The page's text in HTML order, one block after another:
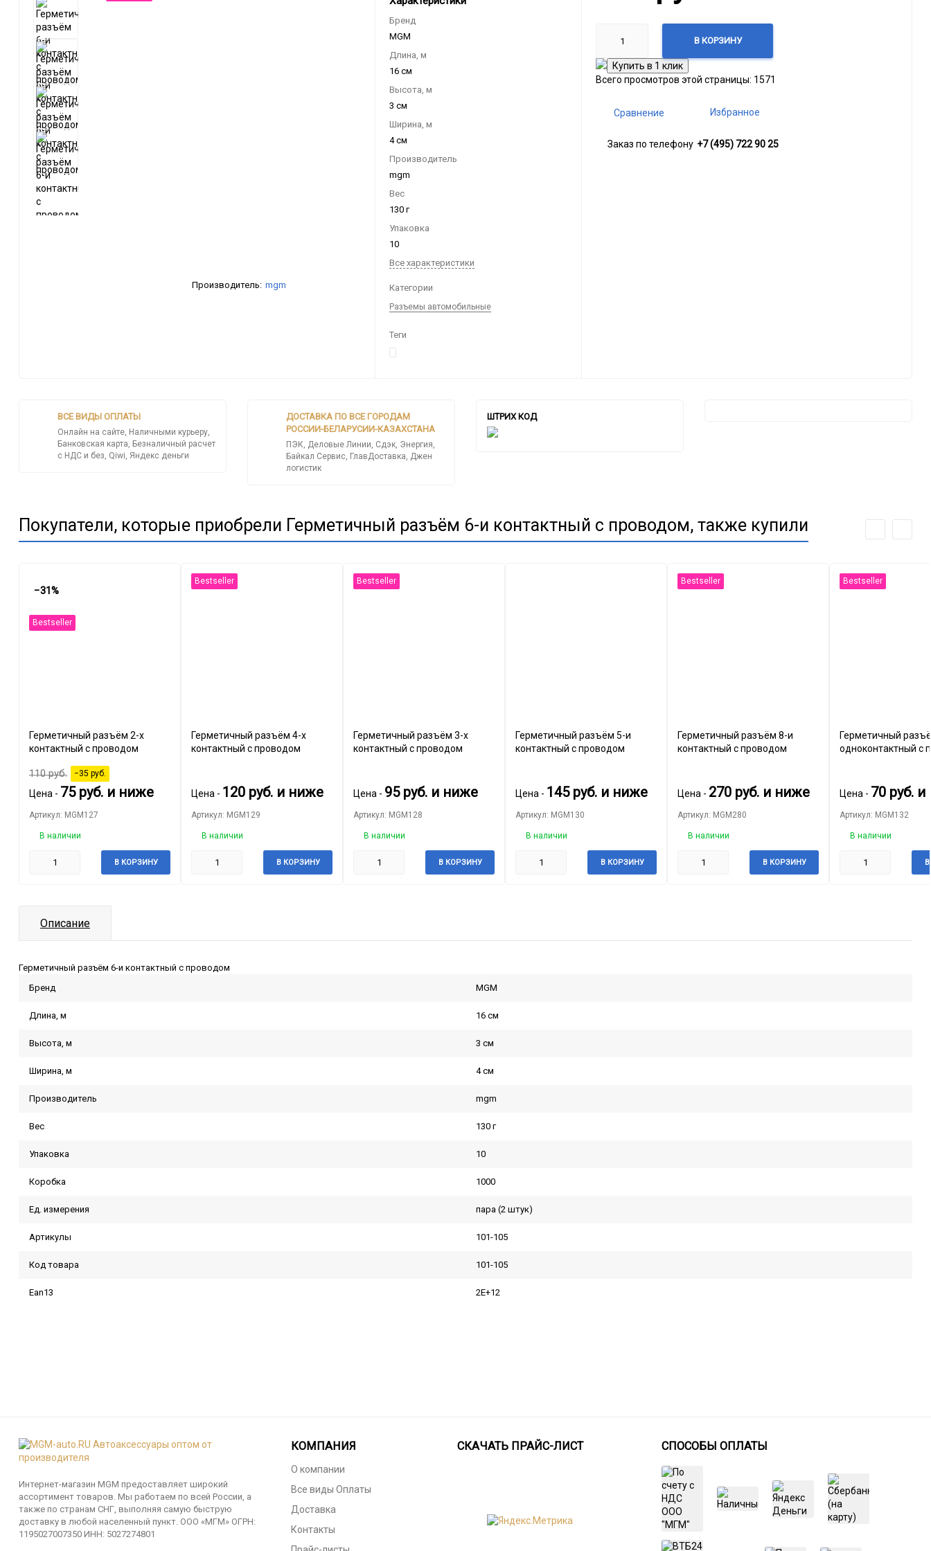
Производитель: mgm
Бренд
MGM
Длина, м
16 см
Высота, м
3 см
Ширина, м
4 см
Производитель
mgm
Вес
130 г
Упаковка
10
Все характеристики
Категории
Разъемы автомобильные
Теги
В КОРЗИНУ
Всего просмотров этой страницы: 1571
Сравнение Избранное
Заказ по телефону +7 (495) 722 90 25
ВСЕ ВИДЫ ОПЛАТЫ
Онлайн на сайте, Наличными курьеру,
Банковская карта, Безналичный расчет
с НДС и без, Qiwi, Яндекс деньги
ДОСТАВКА ПО ВСЕ ГОРОДАМ
РОССИИ-БЕЛАРУСИИ-КАЗАХСТАНА
ПЭК, Деловые Линии, Сдэк, Энергия,
Байкал Сервис, ГлавДоставка, Джен
логистик
ШТРИХ КОД
Покупатели, которые приобрели Герметичный разъём 6-и контактный с проводом, также купили
−31%
Bestseller
Герметичный разъём 2-х
контактный с проводом
110руб. −35 руб.
Цена - 75 руб. и ниже
Артикул: MGM127
В наличии
В КОРЗИНУ
Bestseller
Герметичный разъём 4-х
контактный с проводом
Цена - 120 руб. и ниже
Артикул: MGM129
В наличии
В КОРЗИНУ
Bestseller
Герметичный разъём 3-х
контактный с проводом
Цена - 95 руб. и ниже
Артикул: MGM128
В наличии
В КОРЗИНУ
Герметичный разъём 5-и
контактный с проводом
Цена - 145 руб. и ниже
Артикул: MGM130
В наличии
В КОРЗИНУ
Bestseller
Герметичный разъём 8-и
контактный с проводом
Цена - 270 руб. и ниже
Артикул: MGM280
В наличии
В КОРЗИНУ
Bestseller
Герметичный
одноконтактный с
Цена - 70 руб. и
Артикул: MGM132
В наличии
Описание
Герметичный разъём 6-и контактный с проводом
Бренд
MGM
Длина, м 16 см
Высота, м 3 см
Ширина, м 4 см
Производитель mgm
Вес 130 г
Упаковка 10
Коробка 1000
Ед. измерения пара (2 штук)
Артикулы 101-105
Код товара 101-105
Ean13 2E+12
Интернет-магазин MGM предоставляет широкий
ассортимент товаров. Мы работаем по всей России, а
также по странам СНГ, выполняя самую быструю
доставку в любой населенный пункт. ООО «МГМ» ОГРН:
1195027007350 ИНН: 5027274801
КОМПАНИЯ
О компании
Все виды Оплаты
Доставка
Контакты
СКАЧАТЬ ПРАЙС-ЛИСТ СПОСОБЫ ОПЛАТЫ